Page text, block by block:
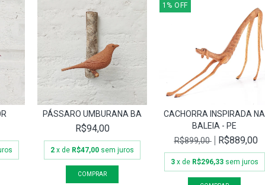
PÁSSARO UMBURANA BA
R$94,00
2 x de R$47,00 sem juros
1 %OFF
CACHORRA INSPIRADA NA
BALEIA - PE
R$899,00
R$889,00
3 x de R$296,33 sem juros